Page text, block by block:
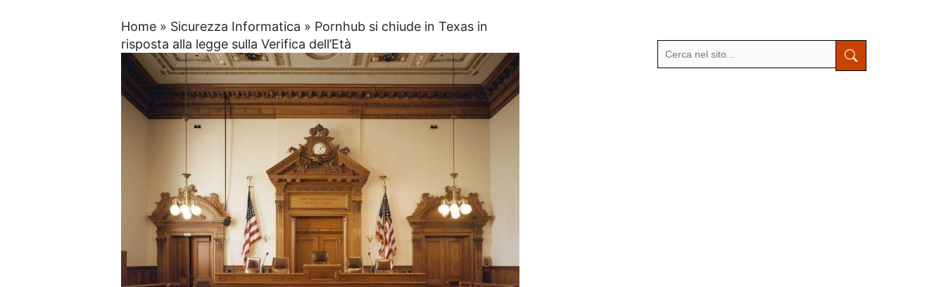
Home » Sicurezza Informatica » Pornhub si chiude in Texas in
risposta alla legge sulla Verifica dell’Età